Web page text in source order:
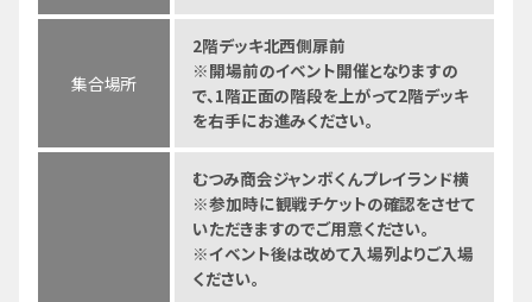
集合場所
2階デッキ北西側扉前
※開場前のイベント開催となりますの
で、1階正面の階段を上がって2階デッキ
を右手にお進みください。
むつみ商会ジャンボくんプレイランド横
※参加時に観戦チケットの確認をさせて
いただきますのでご用意ください。
※イベント後は改めて入場列よりご入場
ください。